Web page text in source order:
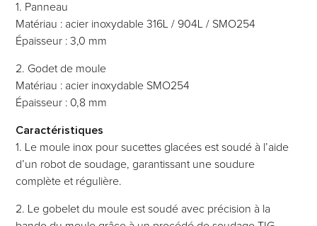
1. Panneau
Matériau : acier inoxydable 316L / 904L / SMO254
Épaisseur : 3,0 mm
2. Godet de moule
Matériau : acier inoxydable SMO254
Épaisseur : 0,8 mm
Caractéristiques
1. Le moule inox pour sucettes glacées est soudé à l’aide
d’un robot de soudage, garantissant une soudure
complète et régulière.
2. Le gobelet du moule est soudé avec précision à la